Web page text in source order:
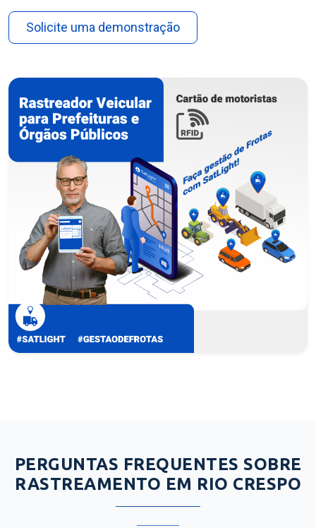
Solicite uma demonstração
PERGUNTAS FREQUENTES SOBRE
RASTREAMENTO EM RIO CRESPO